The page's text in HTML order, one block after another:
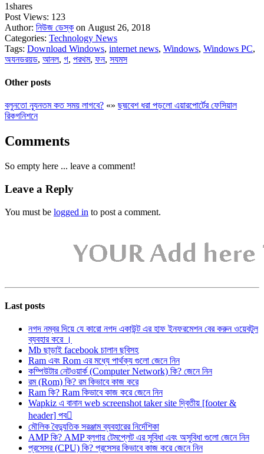
1shares
Post Views: 123
Author: নিউজ ডেস্ক on August 26, 2018
Categories: Technology News
Tags: Download Windows, internet news, Windows, Windows PC,
অযনডরয়ড, আনল, গ, পরথম, ফন, সযমস
Other posts
বলুনতো ন্যূনতম কত সময় লাগবে? «» ছদ্মবেশ ধরা পড়লো এয়ারপোর্টের ফেসিয়াল
রিকগনিশনে
Comments
So empty here ... leave a comment!
Leave a Reply
You must be logged in to post a comment.
Last posts
নগদ নম্বর দিয়ে যে কারো নগদ একাউন্ট এর হাফ ইনফরমেশন বের করুন ওয়েবটুল
ব্যবহার করে ।
Mb ছাড়াই facebook চালান ছবিসহ
Ram এবং Rom এর মধ্যে পার্থক্য গুলো জেনে নিন
কম্পিউটার নেটওয়ার্ক (Computer Network) কি? জেনে নিন
রম (Rom) কি? রম কিভাবে কাজ করে
Ram কি? Ram কিভাবে কাজ করে জেনে নিন
Wapkiz এ বানান web screenshot taker site দ্বিতীয় [footer &
header] পব
মৌলিক বৈদ্যুতিক সরঞ্জাম ব্যবহারের নির্দেশিকা
AMP কি? AMP ব্লগার টেমপ্লেট এর সুবিধা এবং অসুবিধা গুলো জেনে নিন
প্রসেসর (CPU) কি? প্রসেসর কিভাবে কাজ করে জেনে নিন